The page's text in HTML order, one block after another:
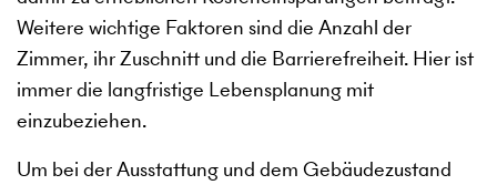
Weitere wichtige Faktoren sind die Anzahl der
Zimmer, ihr Zuschnitt und die Barrierefreiheit. Hier ist
immer die langfristige Lebensplanung mit
einzubeziehen.
Um bei der Ausstattung und dem Gebäudezustand